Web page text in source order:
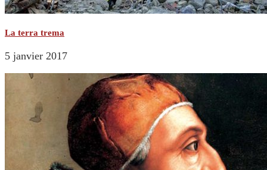
La terra trema
5 janvier 2017